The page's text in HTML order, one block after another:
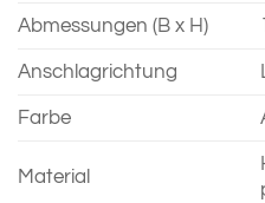
Abmessungen (B x H)
Anschlagrichtung
Farbe
Material